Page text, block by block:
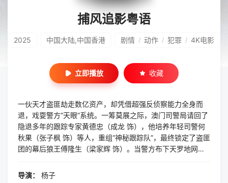
捕风追影粤语
2025 中国大陆,中国香港 剧情 / 动作 / 犯罪 / 4K电影
立即播放 收藏
一伙天才盗匪劫走数亿资产，却凭借超强反侦察能力全身而
退，戏耍警方“天眼”系统。一筹莫展之际，澳门司警局请回了
隐退多年的跟踪专家黄德忠（成龙 饰），他培养年轻司警何
秋果（张子枫 饰）等人，重组“神秘跟踪队”，最终锁定了盗匪
团的幕后狼王傅隆生（梁家辉 饰）。当警方布下天罗地网之
拉开帷幕......
导演：
杨子